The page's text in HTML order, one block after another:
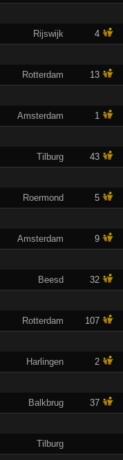
Rijswijk 4
Rotterdam 13
Amsterdam 1
Tilburg 43
Roermond 5
Amsterdam 9
Beesd 32
Rotterdam 107
Harlingen 2
Balkbrug 37
Tilburg